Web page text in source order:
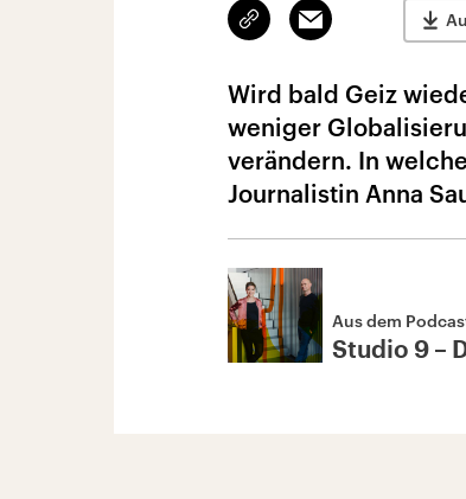
Link
kopieren/teilen
Email
Wird bald Geiz
weniger
verändern. In
Journalistin Anna
Aus dem
Studio 9 –